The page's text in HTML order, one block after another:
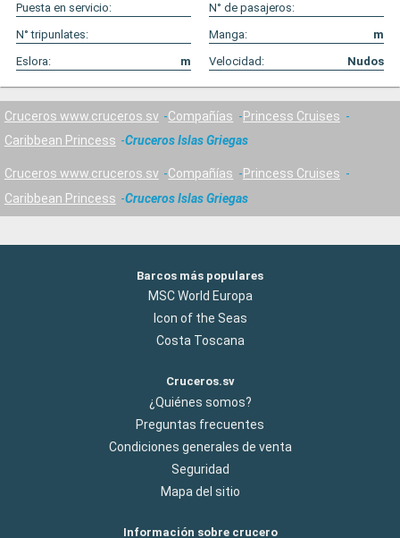
Puesta en servicio:
N° de pasajeros:
N° tripunlates:
Manga:
m
Eslora:
m Velocidad: Nudos
Cruceros www.cruceros.sv Compañías
Princess Cruises
Caribbean Princess
Cruceros Islas Griegas
Cruceros www.cruceros.sv Compañías
Princess Cruises
Caribbean Princess
Cruceros Islas Griegas
Barcos más populares
MSC World Europa
Icon of the Seas
Costa Toscana
Cruceros.sv
¿Quiénes somos?
Preguntas frecuentes
Condiciones generales de venta
Seguridad
Mapa del sitio
Información sobre crucero